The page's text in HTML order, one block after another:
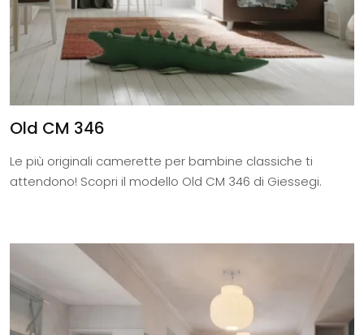
Old CM 346
Le più originali camerette per bambine classiche ti
attendono! Scopri il modello Old CM 346 di Giessegi.